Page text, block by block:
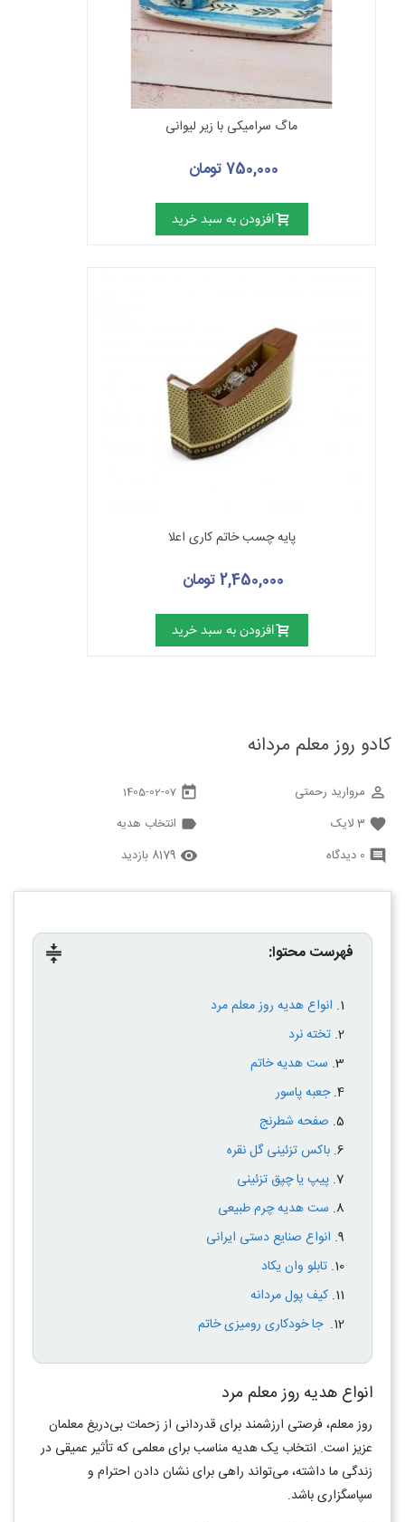
ماگ سرامیکی با زیر لیوانی
750,000 تومان
افزودن به سبد خرید
پایه چسب خاتم کاری اعلا
2,450,000 تومان
افزودن به سبد خرید
کادو روز معلم مردانه
today
1405-02-07 perm_identity مروارید رحمتی
label انتخاب هدیه favorite
3لایک
remove_red_eye 8179 بازدید comment 0 دیدگاه
compress فهرست محتوا:
انواع هدیه روز معلم مرد
تخته نرد
ست هدیه خاتم
جعبه پاسور
صفحه شطرنج
باکس تزئینی گل نقره
پیپ یا چپق تزئینی
ست هدیه چرم طبیعی
انواع صنایع دستی ایرانی
تابلو وان یکاد
کیف پول مردانه
جا خودکاری رومیزی خاتم
انواع هدیه روز معلم مرد
روز معلم، فرصتی ارزشمند برای قدردانی از زحمات بی‌دریغ معلمان
عزیز است. انتخاب یک هدیه مناسب برای معلمی که تأثیر عمیقی در
زندگی ما داشته، می‌تواند راهی برای نشان دادن احترام و
سپاسگزاری باشد.